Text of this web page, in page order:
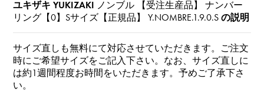
ユキザキ YUKIZAKI ノンブル 【受注生産品】 ナンバー
リング【0】Sサイズ【正規品】
Y.NOMBRE.1.9.0.S の説明
サイズ直しも無料にて対応させていただきます。ご注文
時にご希望サイズをご記入下さい。なお、サイズ直しに
は約1週間程度お時間をいただきます。予めご了承下さ
い。